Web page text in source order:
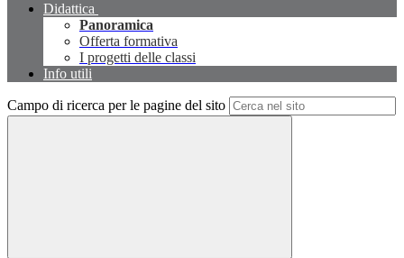
Didattica
Panoramica
Offerta formativa
I progetti delle classi
Info utili
Campo di ricerca per le pagine del sito